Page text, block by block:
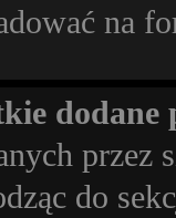
na
dodane
przez
do